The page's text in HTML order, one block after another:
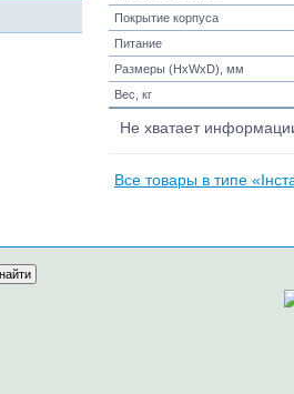
Покрытие корпуса
Питание
Размеры (HxWxD), мм
Вес, кг
Не хватает
Все товары в типе